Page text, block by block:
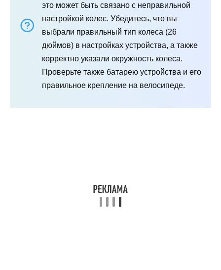
это может быть связано с неправильной
настройкой колес. Убедитесь, что вы
выбрали правильный тип колеса (26
дюймов) в настройках устройства, а также
корректно указали окружность колеса.
Проверьте также батарею устройства и его
правильное крепление на велосипеде.